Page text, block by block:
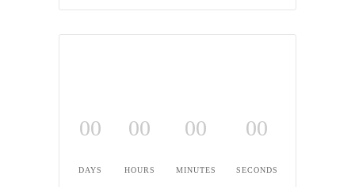
00
DAYS
00
HOURS
00
MINUTES
00
SECONDS